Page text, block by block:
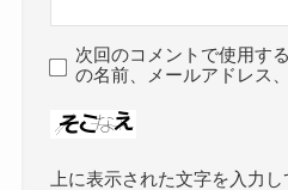
次回のコメントで使用す
の名前、メールアドレス
上に表示された文字を入力し